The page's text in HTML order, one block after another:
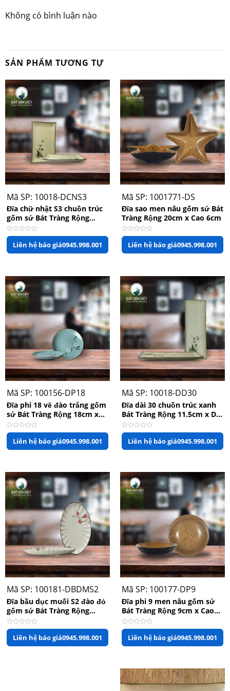
Không có bình luận nào
SẢN PHẨM TƯƠNG TỰ
Mã SP: 10018-DCNS3
Đĩa chữ nhật S3 chuồn trúc
gốm sứ Bát Tràng Rộng
11.5cm x Dài 19cm
Được
xếp
hạng
Liên hệ báo giá0945.998.001
Mã SP: 1001771-DS
Đĩa sao men nâu gốm sứ Bát
Tràng Rộng 20cm x Cao 6cm
Được
xếp
hạng
Liên hệ báo giá0945.998.001
Mã SP: 100156-DP18
Đĩa phi 18 vẽ đào trắng gốm
sứ Bát Tràng Rộng 18cm x
Cao 2.5cm
Được
xếp
hạng
Liên hệ báo giá0945.998.001
Mã SP: 10018-DD30
Đĩa dài 30 chuồn trúc xanh
Bát Tràng Rộng 11.5cm x Dài
30cm
Được
xếp
hạng
Liên hệ báo giá0945.998.001
Mã SP: 100181-DBDMS2
Đĩa bầu dục muối S2 đào đỏ
gốm sứ Bát Tràng Rộng
18cm x Dài 27cm
Được
xếp
hạng
Liên hệ báo giá0945.998.001
Mã SP: 100177-DP9
Đĩa phi 9 men nâu gốm sứ
Bát Tràng Rộng 9cm x Cao
2cm
Được
xếp
hạng
Liên hệ báo giá0945.998.001